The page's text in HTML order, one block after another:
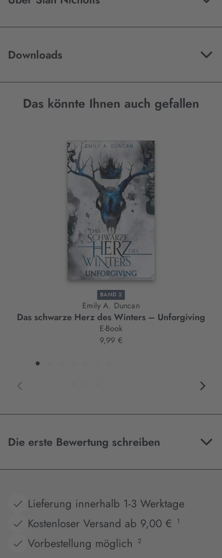
Downloads
Das könnte Ihnen auch gefallen
Interaktives
BAND 2
Emily A. Duncan
Das schwarze Herz des Winters – Unforgiving
E-Book
9,99 €
Die erste Bewertung schreiben
Lieferung innerhalb 1-3 Werktage
Kostenloser Versand ab 9,00 €
1
Vorbestellung möglich 2